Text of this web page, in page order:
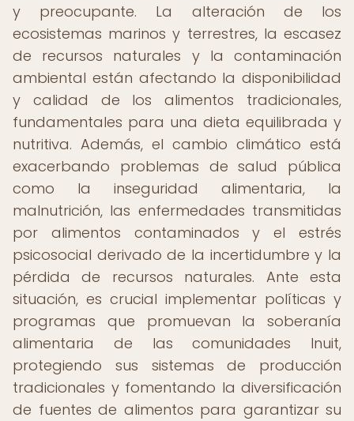
y preocupante. La alteración de los
ecosistemas marinos y terrestres, la escasez
de recursos naturales y la contaminación
ambiental están afectando la disponibilidad
y calidad de los alimentos tradicionales,
fundamentales para una dieta equilibrada y
nutritiva. Además, el cambio climático está
exacerbando problemas de salud pública
como la inseguridad alimentaria, la
malnutrición, las enfermedades transmitidas
por alimentos contaminados y el estrés
psicosocial derivado de la incertidumbre y la
pérdida de recursos naturales. Ante esta
situación, es crucial implementar políticas y
programas que promuevan la soberanía
alimentaria de las comunidades Inuit,
protegiendo sus sistemas de producción
tradicionales y fomentando la diversificación
de fuentes de alimentos para garantizar su